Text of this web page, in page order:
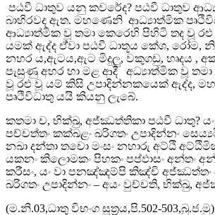
පඨවී ධාතුව යනු කවරේද? පඨවී ධාතුව
බාහිරවද ඇත. මහණෙනි ආධ්‍යාත්මික
ආධ්‍යාත්මික වූ තමා කෙරෙහි පිහිටි තද වූ
යමක් ඇද්ද ඒ්වා පඨවී ධාතූය කේශ, රෝම,
නහර ය,ඇටය,ඇට මිදුලු, වකුගඩු, හෘදය ,
පැසුණු අහර හා මළ ආදී අධ්‍යාත්මික වූ
වූ රළු වූ යම් කිසි උපාදින්නකයෙක් ඇද්ද,
පෘථිවිධාතු යයි කියනු ලැබේ.
කතමා ච, භික්ඛු, අජ්ඣත්තිකා පඨවී ධාතු?
පච්චත්තං කක්ඛළං ඛරිගතං උපාදින්නං
නඛා දන්තා තචො මංසං නහාරු අට්ඨි
යකනං කිලොමකං පිහකං පප්ඵාසං අන්තං
කරීසං, යං වා පනඤ්ඤම්පි කිඤ්චි අජ්ඣත්තං
ඛරිගතං උපාදින්නං – අයං වුච්චති, භික්ඛු,
(ම.නි.03,ධාතු විභංග සූත්‍රය,පි.502-503,බු.ජ.මු)